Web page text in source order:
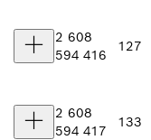
2 608
594 416
127
2 608
594 417
133